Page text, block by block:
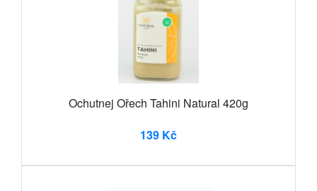
Ochutnej Ořech Tahini Natural 420g
139 Kč